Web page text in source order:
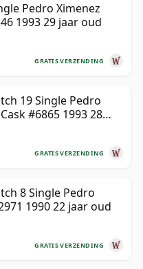
Pedro Ximenez
1993 29 jaar oud
GRATIS VERZENDING
19 Single Pedro
#6865 1993 28
GRATIS VERZENDING
8 Single Pedro
1990 22 jaar oud
GRATIS VERZENDING